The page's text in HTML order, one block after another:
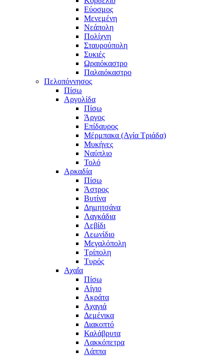
Εύοσμος
Μενεμένη
Νεάπολη
Πολίχνη
Σταυρούπολη
Συκιές
Ωραιόκαστρο
Παλαιόκαστρο
Πελοπόννησος
Πίσω
Αργολίδα
Πίσω
Άργος
Επίδαυρος
Μέρμπακα (Αγία Τριάδα)
Μυκήνες
Ναύπλιο
Τολό
Αρκαδία
Πίσω
Άστρος
Βυτίνα
Δημητσάνα
Λαγκάδια
Λεβίδι
Λεωνίδιο
Μεγαλόπολη
Τρίπολη
Τυρός
Αχαΐα
Πίσω
Αίγιο
Ακράτα
Αχαγιά
Δεμένικα
Διακοπτό
Καλάβρυτα
Λακκόπετρα
Λάππα